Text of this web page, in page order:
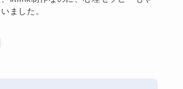
ました。